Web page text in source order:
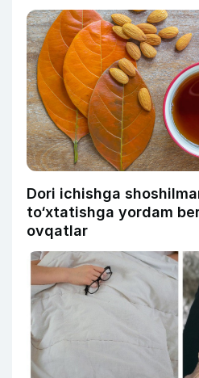
Dori ichishga
to‘xtatishga yordam
ovqatlar